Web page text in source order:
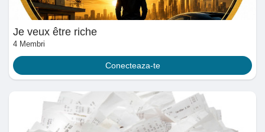
Discover Pagini
Pagini apreciate
Je veux être riche
4 Membri
Conecteaza-te